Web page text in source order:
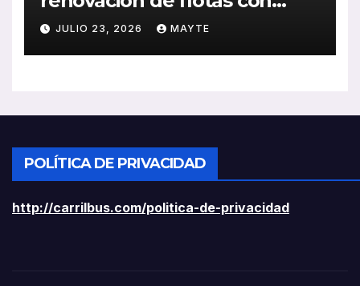
ayudas a vehículos eléctricos
ligeros
JULIO 23, 2026 MAYTE
POLÍTICA DE PRIVACIDAD
http://carrilbus.com/politica-de-privacidad